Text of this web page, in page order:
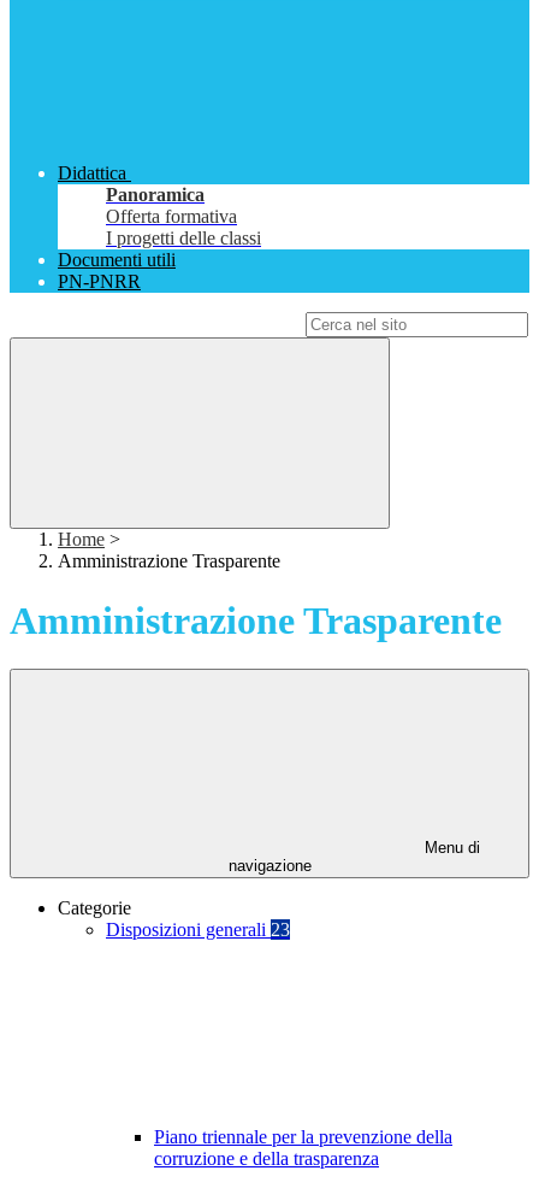
Didattica
Panoramica
Offerta formativa
I progetti delle classi
Documenti utili
PN-PNRR
Home >
Amministrazione Trasparente
Amministrazione Trasparente
Menu di
navigazione
Categorie
Disposizioni generali 23
Piano triennale per la prevenzione della
corruzione e della trasparenza